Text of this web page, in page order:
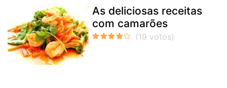
As deliciosas receitas
com camarões